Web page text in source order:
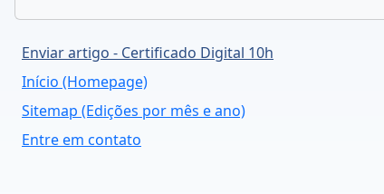
Enviar artigo - Certificado Digital 10h
Início (Homepage)
Sitemap (Edições por mês e ano)
Entre em contato